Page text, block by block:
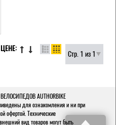
Стр. 1 из 1
AUTHORBIKE
для ознакомления и ни при
офертой. Технические
вид товаров могут быть